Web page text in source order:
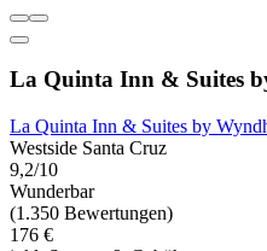
La Quinta Inn & Suites
La Quinta Inn & Suites by
Westside Santa Cruz
9,2/10
Wunderbar
(1.350 Bewertungen)
176 €